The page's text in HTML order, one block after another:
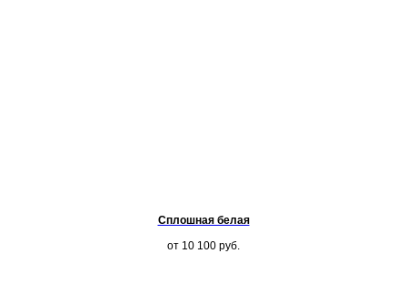
Сплошная белая
от 10 100 руб.